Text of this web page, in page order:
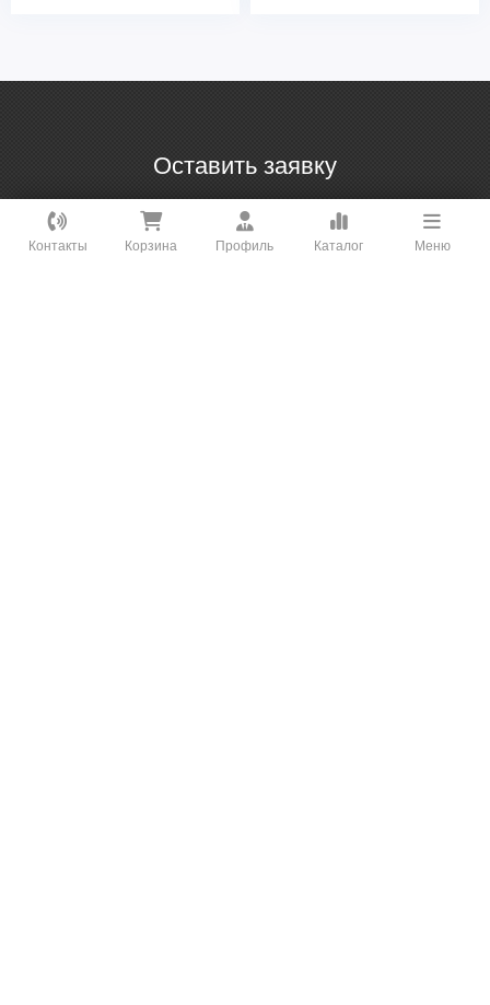
Оставить заявку
Контакты
Как вам удобнее с нами связаться?
Корзина Профиль Каталог Меню